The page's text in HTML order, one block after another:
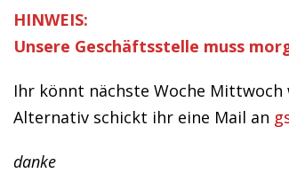
HINWEIS:
Unsere Geschäftsstelle muss
Ihr könnt nächste Woche Mittwoch
Alternativ schickt ihr eine Mail an
danke